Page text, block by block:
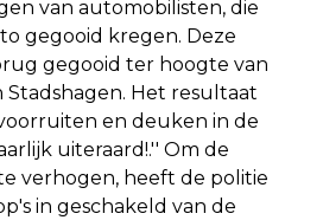
van automobilisten, die
gegooid kregen. Deze
gegooid ter hoogte van
Stadshagen. Het resultaat
en deuken in de
uiteraard!.'' Om de
verhogen, heeft de politie
in geschakeld van de